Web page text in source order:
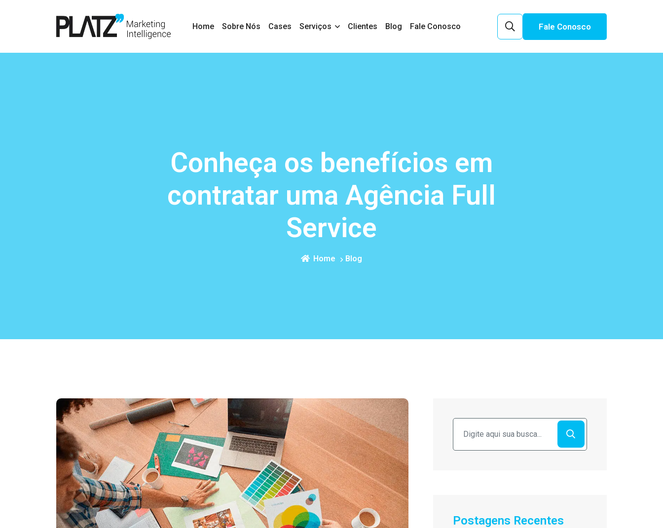
Home Sobre Nós Cases Serviços Clientes Blog Fale Conosco Fale Conosco
Conheça os benefícios em
contratar uma Agência Full
Service
Home Blog
Postagens Recentes